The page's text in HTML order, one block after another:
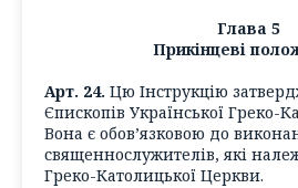
Глава 5
Прикінцеві
Арт. 24. Цю Інструкцію
Єпископів Української Греко-
Вона є обов’язковою до
священнослужителів, які
Греко-Католицької Церкви.